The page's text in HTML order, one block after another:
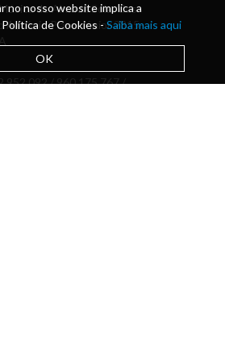
de Almada Solar dos
António Piano Júnior 2815-
952 092 / 960 175 767 /
no nosso website implica a
de Cookies - Saiba mais aqui
OK